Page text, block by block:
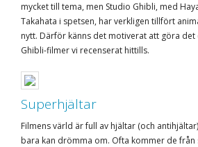
mycket till tema, men Studio Ghibli, med
Takahata i spetsen, har verkligen tillfört
nytt. Därför känns det motiverat att göra
Ghibli-filmer vi recenserat hittills.
Superhjältar
Filmens värld är full av hjältar (och
bara kan drömma om. Ofta kommer de från